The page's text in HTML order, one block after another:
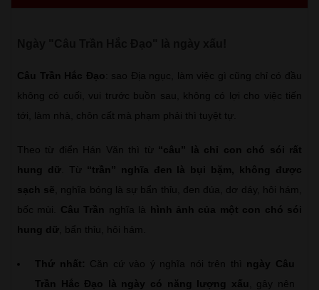
Câu Trần Hắc Đạo : sao Địa ngục, làm việc gì cũng chỉ có đầu
không có cuối, vui trước buồn sau, không có lợi cho việc tiến
tới, làm nhà, chôn cất mà phạm phải thì tuyệt tự.
Theo từ điển Hán Văn thì từ “câu” là chỉ con chó sói rất
hung dữ. Từ “trần” nghĩa đen là bụi bặm, không được
sạch sẽ , nghĩa bóng là sự bẩn thỉu, đen đúa, dơ dáy, hôi hám,
bốc mùi. Câu Trần nghĩa là hình ảnh của một con chó sói
hung dữ , bẩn thỉu, hôi hám.
Thứ nhất: Căn cứ vào ý nghĩa nói trên thì ngày Câu
Trần Hắc Đạo là ngày có năng lượng xấu
, gây nên